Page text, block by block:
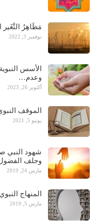
مَظَاهِرُ
نوفمبر 3, 2022
وعدم…
أكتوبر 26, 2023
الموقف
يونيو 5, 2021
شهود النبي
وحلف
مارس 24, 2019
المنهاج
مارس 5, 2019